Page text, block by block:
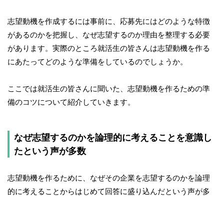
志望動機を作成するには事前に、応募先にはどのような特徴
があるのかを把握し、なぜ志望するのか理由を整理する必要
があります。実際のところ就活生の皆さんは志望動機を作る
にあたってどのような準備をしているのでしょうか。
ここでは就活生の皆さんに聞いた、志望動機を作るための準
備のコツについて紹介していきます。
なぜ志望するのかを論理的に考えることを意識し
たという声が多数
志望動機を作るために、なぜその企業を志望するのかを論理
的に考えることからはじめて回答に盛り込んだという声が多